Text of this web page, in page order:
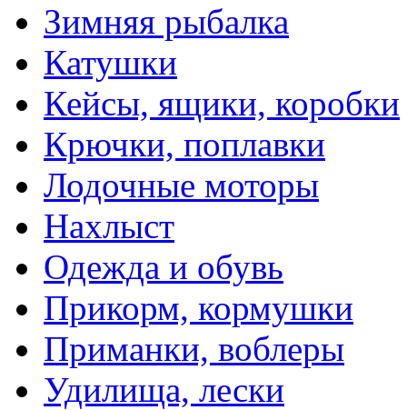
Зимняя рыбалка
Катушки
Кейсы, ящики, коробки
Крючки, поплавки
Лодочные моторы
Нахлыст
Одежда и обувь
Прикорм, кормушки
Приманки, воблеры
Удилища, лески